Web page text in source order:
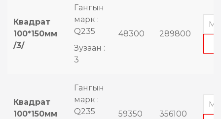
Квадрат
100*150мм
/3/
Гангын
марк :
Q235
Зузаан :
3
48300 289800
Квадрат
100*150мм
Гангын
марк :
Q235
59350 356100